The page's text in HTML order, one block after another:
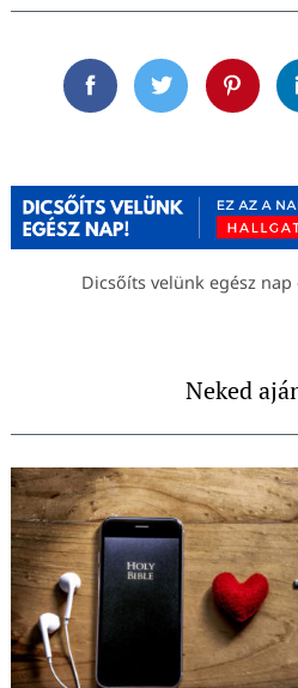
FacebookTwitter
Dicsőíts velünk egész nap
Neked